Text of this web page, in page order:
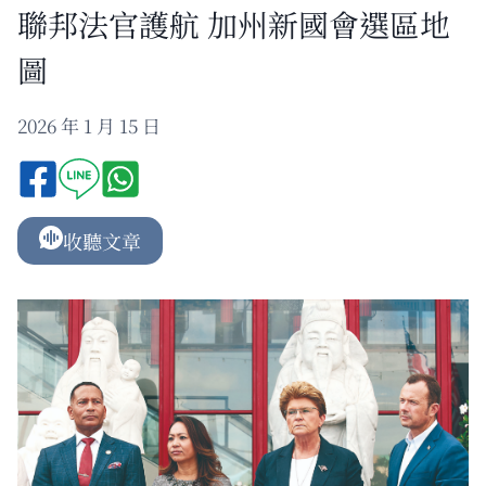
聯邦法官護航 加州新國會選區地
圖
2026 年 1 月 15 日
收聽文章